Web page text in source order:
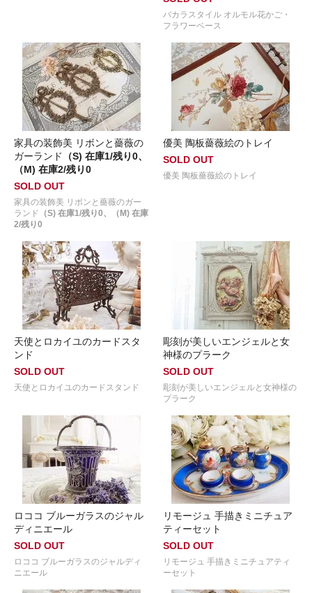
バカラスタイル オルモル花かご・
フラワーベース
家具の装飾美 リボンと薔薇の
ガーランド
（S) 在庫1/残り0、
（M) 在庫2/残り0
SOLD OUT
家具の装飾美 リボンと薔薇のガー
ランド
（S) 在庫1/残り0、（M) 在庫
2/残り0
優美 陶板薔薇絵のトレイ
SOLD OUT
優美 陶板薔薇絵のトレイ
天使とロカイユのカードスタ
ンド
SOLD OUT
天使とロカイユのカードスタンド
彫刻が美しいエンジェルと女
神様のプラーク
SOLD OUT
彫刻が美しいエンジェルと女神様の
プラーク
ロココ ブルーガラスのジャル
ディニエール
SOLD OUT
ロココ ブルーガラスのジャルディ
ニエール
リモージュ 手描きミニチュア
ティーセット
SOLD OUT
リモージュ 手描きミニチュアティ
ーセット